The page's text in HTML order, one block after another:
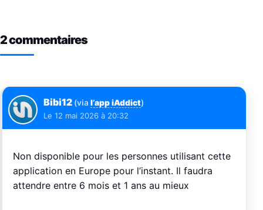
2 commentaires
Bibi12 (via l’app iAddict)
Le 12 mai 2026 à 20:32
Non disponible pour les personnes utilisant cette
application en Europe pour l’instant. Il faudra
attendre entre 6 mois et 1 ans au mieux